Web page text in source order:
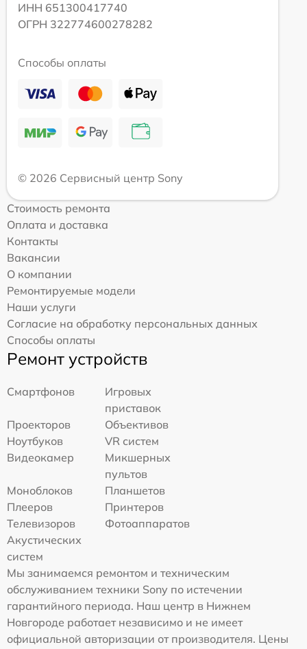
ИНН 651300417740
ОГРН 322774600278282
Способы оплаты
© 2026 Сервисный центр Sony
Стоимость ремонта
Оплата и доставка
Контакты
Вакансии
О компании
Ремонтируемые модели
Наши услуги
Согласие на обработку персональных данных
Способы оплаты
Ремонт устройств
Смартфонов
Игровых
приставок
Проекторов
Объективов
Ноутбуков
VR систем
Видеокамер
Микшерных
пультов
Моноблоков
Планшетов
Плееров
Принтеров
Телевизоров
Фотоаппаратов
Акустических
систем
Мы занимаемся ремонтом и техническим
обслуживанием техники Sony по истечении
гарантийного периода. Наш центр в Нижнем
Новгороде работает независимо и не имеет
официальной авторизации от производителя. Цены